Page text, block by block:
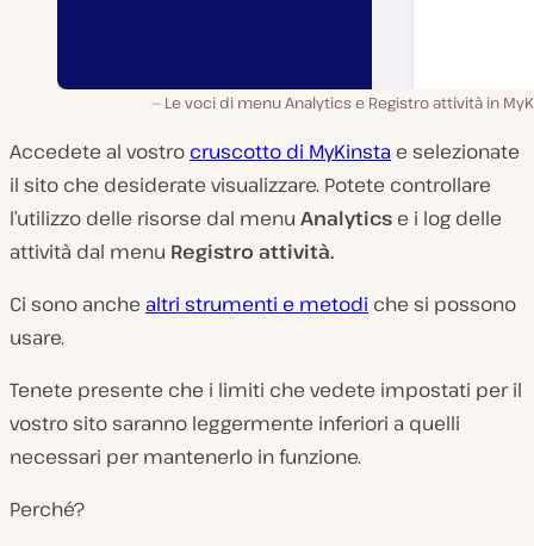
Le voci di menu Analytics e Registro attività in
Accedete al vostro cruscotto di MyKinsta e selezionate
il sito che desiderate visualizzare. Potete controllare
l’utilizzo delle risorse dal menu Analytics e i log delle
attività dal menu Registro attività.
Ci sono anche altri strumenti e metodi che si possono
usare.
Tenete presente che i limiti che vedete impostati per il
vostro sito saranno leggermente inferiori a quelli
necessari per mantenerlo in funzione.
Perché?